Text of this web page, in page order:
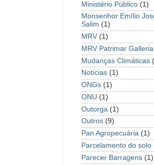
Ministério Público (1)
Monsenhor Emílio
Salim (1)
MRV (1)
MRV Patrimar Galleria
Mudanças Climáticas
Notícias (1)
ONGs (1)
ONU (1)
Outorga (1)
Outros (9)
Pan Agropecuária (1)
Parcelamento do solo
Parecer Barragens (1)